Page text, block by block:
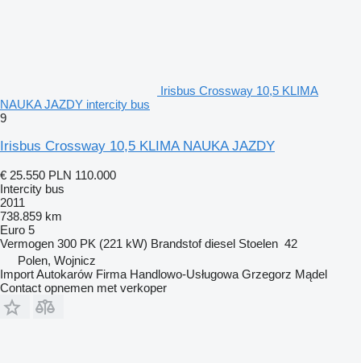
Irisbus Crossway 10,5 KLIMA
NAUKA JAZDY intercity bus
9
Irisbus Crossway 10,5 KLIMA NAUKA JAZDY
€ 25.550 PLN 110.000
Intercity bus
2011
738.859 km
Euro 5
Vermogen 300 PK (221 kW) Brandstof diesel Stoelen 42
Polen, Wojnicz
Import Autokarów Firma Handlowo-Usługowa Grzegorz Mądel
Contact opnemen met verkoper